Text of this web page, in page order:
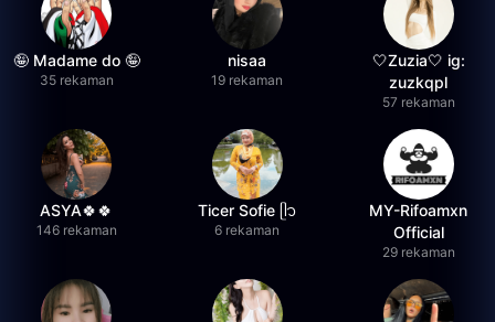
🤪 Madame do 🤪
35 rekaman
nisaa
19 rekaman
🤍Zuzia🤍 ig:
zuzkqpl
57 rekaman
ASYA🍀🍀
146 rekaman
Ticer Sofie ᥫ᭡
6 rekaman
MY-Rifoamxn
Official
29 rekaman